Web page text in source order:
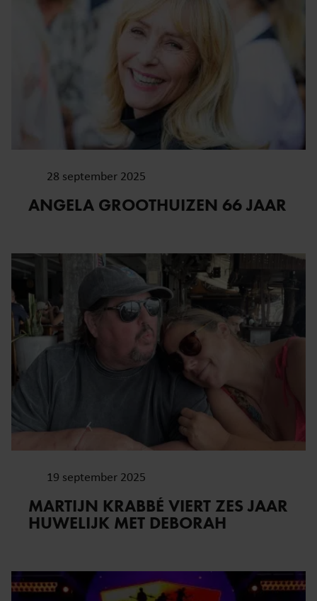
28 september 2025
ANGELA GROOTHUIZEN 66 JAAR
19 september 2025
MARTIJN KRABBÉ VIERT ZES JAAR
HUWELIJK MET DEBORAH